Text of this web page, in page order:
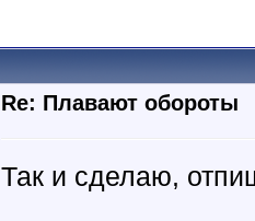
Re: Плавают обороты
Так и сделаю,